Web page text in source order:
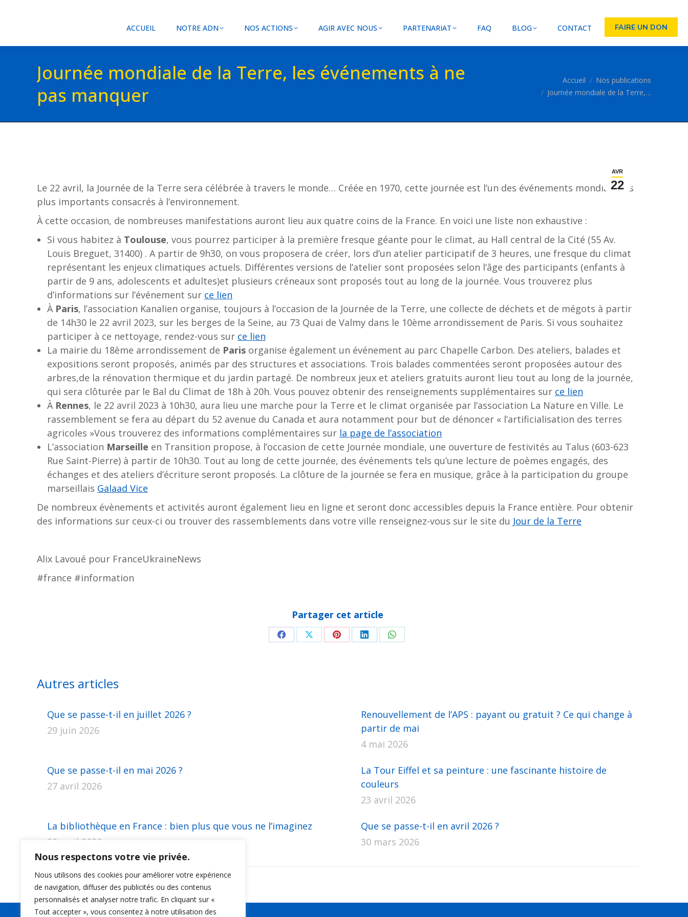
Nous respectons votre vie privée.
Nous utilisons des cookies pour améliorer votre expérience
de navigation, diffuser des publicités ou des contenus
personnalisés et analyser notre trafic. En cliquant sur «
Tout accepter », vous consentez à notre utilisation des
ACCUEIL NOTRE ADN NOS ACTIONS AGIR AVEC NOUS PARTENARIAT FAQ BLOG CONTACT FAIRE UN DON
Journée mondiale de la Terre, les événements à ne
pas manquer
Accueil
Nos publications
Journée mondiale de la Terre,…
AVR
22
Le 22 avril, la Journée de la Terre sera célébrée à travers le monde… Créée en 1970, cette journée est l’un des événements mondiaux les
plus importants consacrés à l’environnement.
À cette occasion, de nombreuses manifestations auront lieu aux quatre coins de la France. En voici une liste non exhaustive :
Si vous habitez à Toulouse, vous pourrez participer à la première fresque géante pour le climat, au Hall central de la Cité (55 Av.
Louis Breguet, 31400) . A partir de 9h30, on vous proposera de créer, lors d’un atelier participatif de 3 heures, une fresque du climat
représentant les enjeux climatiques actuels. Différentes versions de l’atelier sont proposées selon l’âge des participants (enfants à
partir de 9 ans, adolescents et adultes)et plusieurs créneaux sont proposés tout au long de la journée. Vous trouverez plus
d’informations sur l’événement sur ce lien
À Paris, l’association Kanalien organise, toujours à l’occasion de la Journée de la Terre, une collecte de déchets et de mégots à partir
de 14h30 le 22 avril 2023, sur les berges de la Seine, au 73 Quai de Valmy dans le 10ème arrondissement de Paris. Si vous souhaitez
participer à ce nettoyage, rendez-vous sur ce lien
La mairie du 18ème arrondissement de Paris organise également un événement au parc Chapelle Carbon. Des ateliers, balades et
expositions seront proposés, animés par des structures et associations. Trois balades commentées seront proposées autour des
arbres,de la rénovation thermique et du jardin partagé. De nombreux jeux et ateliers gratuits auront lieu tout au long de la journée,
qui sera clôturée par le Bal du Climat de 18h à 20h. Vous pouvez obtenir des renseignements supplémentaires sur ce lien
À Rennes, le 22 avril 2023 à 10h30, aura lieu une marche pour la Terre et le climat organisée par l’association La Nature en Ville. Le
rassemblement se fera au départ du 52 avenue du Canada et aura notamment pour but de dénoncer « l’artificialisation des terres
agricoles »Vous trouverez des informations complémentaires sur la page de l’association
L’association Marseille en Transition propose, à l’occasion de cette Journée mondiale, une ouverture de festivités au Talus (603-623
Rue Saint-Pierre) à partir de 10h30. Tout au long de cette journée, des événements tels qu’une lecture de poèmes engagés, des
échanges et des ateliers d’écriture seront proposés. La clôture de la journée se fera en musique, grâce à la participation du groupe
marseillais Galaad Vice
De nombreux évènements et activités auront également lieu en ligne et seront donc accessibles depuis la France entière. Pour obtenir
des informations sur ceux-ci ou trouver des rassemblements dans votre ville renseignez-vous sur le site du Jour de la Terre
Alix Lavoué pour FranceUkraineNews
#france #information
Partager cet article
PartagerPartagerPartagerPartagerPartager
Autres articles
Que se passe-t-il en juillet 2026 ?
29 juin 2026
Renouvellement de l’APS : payant ou gratuit ? Ce qui change à
partir de mai
4 mai 2026
Que se passe-t-il en mai 2026 ?
27 avril 2026
La Tour Eiffel et sa peinture : une fascinante histoire de
couleurs
23 avril 2026
La bibliothèque en France : bien plus que vous ne l’imaginez
20 avril 2026
Que se passe-t-il en avril 2026 ?
30 mars 2026